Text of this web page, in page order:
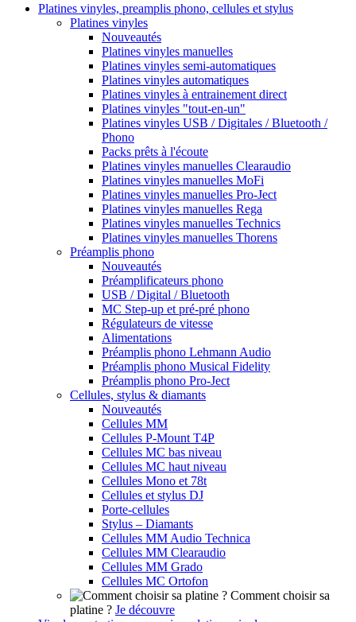
Platines vinyles, preamplis phono, cellules et stylus
Platines vinyles
Nouveautés
Platines vinyles manuelles
Platines vinyles semi-automatiques
Platines vinyles automatiques
Platines vinyles à entrainement direct
Platines vinyles "tout-en-un"
Platines vinyles USB / Digitales / Bluetooth /
Phono
Packs prêts à l'écoute
Platines vinyles manuelles Clearaudio
Platines vinyles manuelles MoFi
Platines vinyles manuelles Pro-Ject
Platines vinyles manuelles Rega
Platines vinyles manuelles Technics
Platines vinyles manuelles Thorens
Préamplis phono
Nouveautés
Préamplificateurs phono
USB / Digital / Bluetooth
MC Step-up et pré-pré phono
Régulateurs de vitesse
Alimentations
Préamplis phono Lehmann Audio
Préamplis phono Musical Fidelity
Préamplis phono Pro-Ject
Cellules, stylus & diamants
Nouveautés
Cellules MM
Cellules P-Mount T4P
Cellules MC bas niveau
Cellules MC haut niveau
Cellules Mono et 78t
Cellules et stylus DJ
Porte-cellules
Stylus – Diamants
Cellules MM Audio Technica
Cellules MM Clearaudio
Cellules MM Grado
Cellules MC Ortofon
Comment choisir sa
platine ? Je découvre